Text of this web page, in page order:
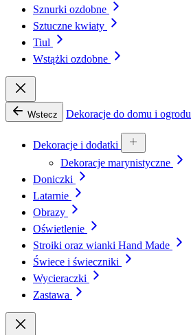
Sznurki ozdobne
Sztuczne kwiaty
Tiul
Wstążki ozdobne
Wstecz Dekoracje do domu i ogrodu
Dekoracje i dodatki
Dekoracje marynistyczne
Doniczki
Latarnie
Obrazy
Oświetlenie
Stroiki oraz wianki Hand Made
Świece i świeczniki
Wycieraczki
Zastawa